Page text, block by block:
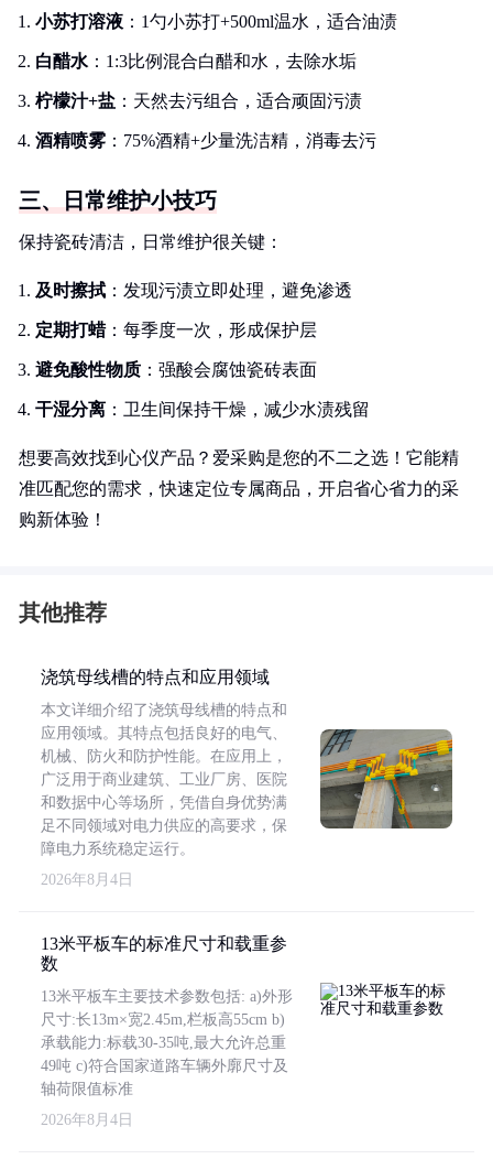
小苏打溶液 ：1勺小苏打+500ml温水，适合油渍
白醋水 ：1:3比例混合白醋和水，去除水垢
柠檬汁+盐 ：天然去污组合，适合顽固污渍
酒精喷雾 ：75%酒精+少量洗洁精，消毒去污
三、日常维护小技巧
保持瓷砖清洁，日常维护很关键：
及时擦拭：发现污渍立即处理，避免渗透
定期打蜡：每季度一次，形成保护层
避免酸性物质 ：强酸会腐蚀瓷砖表面
干湿分离 ：卫生间保持干燥，减少水渍残留
想要高效找到心仪产品？爱采购是您的不二之选！它能精
准匹配您的需求，快速定位专属商品，开启省心省力的采
购新体验！
其他推荐
浇筑母线槽的特点和应用领域
本文详细介绍了浇筑母线槽的特点和
应用领域。其特点包括良好的电气、
机械、防火和防护性能。在应用上，
广泛用于商业建筑、工业厂房、医院
和数据中心等场所，凭借自身优势满
足不同领域对电力供应的高要求，保
障电力系统稳定运行。
2026年8月4日
13米平板车的标准尺寸和载重参
数
13米平板车主要技术参数包括: a)外形
尺寸:长13m×宽2.45m,栏板高55cm b)
承载能力:标载30-35吨,最大允许总重
49吨 c)符合国家道路车辆外廓尺寸及
轴荷限值标准
2026年8月4日